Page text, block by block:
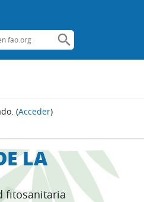
(Acceder)
LA
fitosanitaria